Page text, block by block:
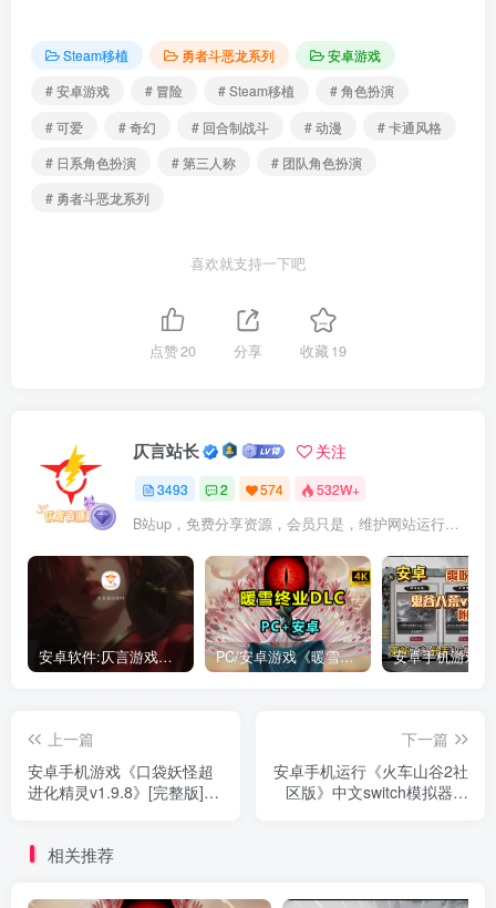
Steam移植 勇者斗恶龙系列
安卓游戏
# 安卓游戏
# 冒险 # Steam移植
# 角色扮演
# 可爱
# 奇幻 # 回合制战斗 # 动漫
# 卡通风格
# 日系角色扮演
# 第三人称
# 团队角色扮演
# 勇者斗恶龙系列
喜欢就支持一下吧
点赞20 分享 收藏19
仄言站长 关注
3493 2 574 532W+
B站up，免费分享资源，会员只是，维护网站运行，会员权利为可以支持本地下载，更多内容，敬请期待！
安卓软件:仄言游戏库4.0APP全新上架了！没有下的赶紧下载呀！ PC/安卓游戏《暖雪最新v3.1.0.1》终业DLC整合版！
上一篇
安卓手机游戏《口袋妖怪超
进化精灵v1.9.8》[完整版]以
下一篇
安卓手机运行《火车山谷2社
区版》中文switch模拟器！
相关推荐